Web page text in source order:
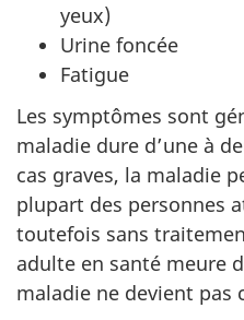
yeux)
Urine foncée
Fatigue
Les symptômes sont
maladie dure d’une à
cas graves, la maladie
plupart des personnes
toutefois sans
adulte en santé meure
maladie ne devient pas